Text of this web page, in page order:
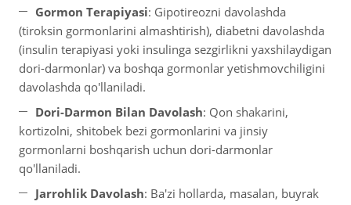
Gormon Terapiyasi: Gipotireozni davolashda
(tiroksin gormonlarini almashtirish), diabetni davolashda
(insulin terapiyasi yoki insulinga sezgirlikni yaxshilaydigan
dori-darmonlar) va boshqa gormonlar yetishmovchiligini
davolashda qo'llaniladi.
Dori-Darmon Bilan Davolash: Qon shakarini,
kortizolni, shitobek bezi gormonlarini va jinsiy
gormonlarni boshqarish uchun dori-darmonlar
qo'llaniladi.
Jarrohlik Davolash: Ba'zi hollarda, masalan, buyrak